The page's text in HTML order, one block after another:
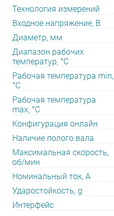
Технология измерений
Входное напряжение, В
Диаметр, мм
Диапазон рабочих
температур, °С
Рабочая температура min,
°С
Рабочая температура
max, °С
Конфигурация онлайн
Наличие полого вала
Максимальная скорость,
об/мин
Номинальный ток, А
Ударостойкость, g
Интерфейс